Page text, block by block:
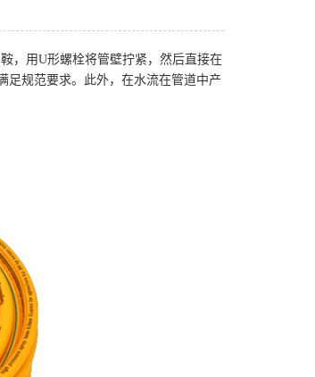
，用U形螺栓将管壁拧紧，然后直接在
足规范要求。此外，在水流在管道中产